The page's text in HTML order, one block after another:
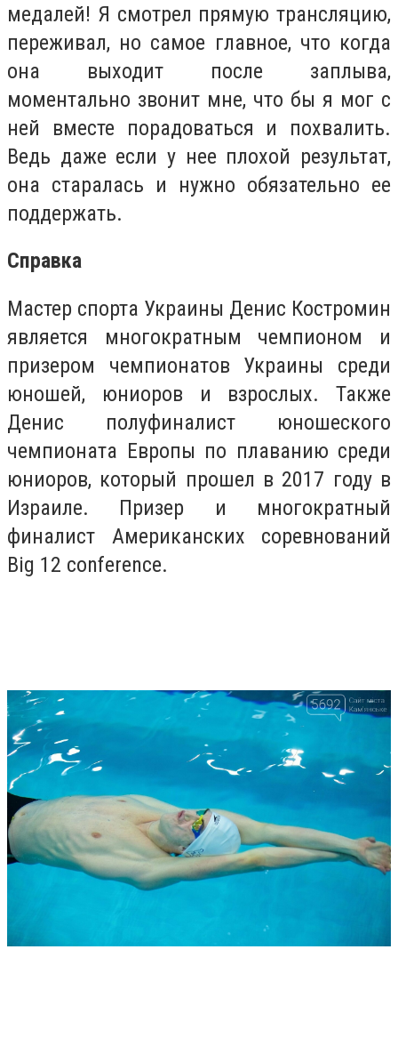
медалей! Я смотрел прямую трансляцию,
переживал, но самое главное, что когда
она выходит после заплыва,
моментально звонит мне, что бы я мог с
ней вместе порадоваться и похвалить.
Ведь даже если у нее плохой результат,
она старалась и нужно обязательно ее
поддержать.
Справка
Мастер спорта Украины Денис Костромин
является многократным чемпионом и
призером чемпионатов Украины среди
юношей, юниоров и взрослых. Также
Денис полуфиналист юношеского
чемпионата Европы по плаванию среди
юниоров, который прошел в 2017 году в
Израиле. Призер и многократный
финалист Американских соревнований
Big 12 conference.